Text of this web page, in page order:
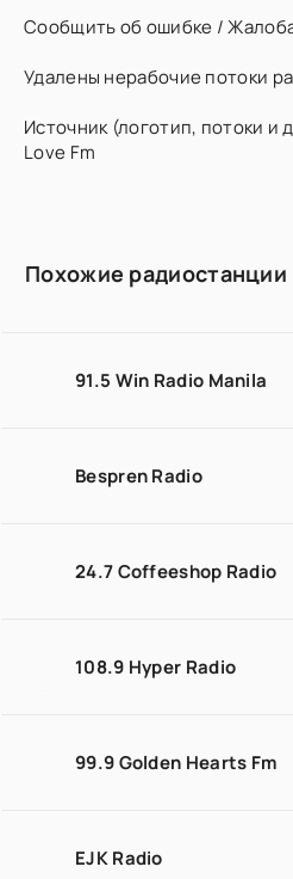
Сообщить об ошибке /
Удалены нерабочие потоки
Источник (логотип, потоки и
Love Fm
Похожие радиостанции
91.5 Win Radio Manila
Bespren Radio
24.7 Coffeeshop Radio
108.9 Hyper Radio
99.9 Golden Hearts Fm
EJK Radio